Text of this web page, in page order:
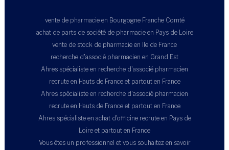
vente de pharmacie en Bourgogne Franche Comté
achat de parts de société de pharmacie en Pays de Loire
vente de stock de pharmacie en Ile de France
recherche d'associé pharmacien en Grand Est
Ahres spécialiste en recherche d'associé pharmacien
recrute en Hauts de France et partout en France
Ahres spécialiste en recherche d'associé pharmacien
recrute en Hauts de France et partout en France
Ahres spécialiste en achat d'officine recrute en Pays de
Loire et partout en France
Vous êtes un professionnel et vous souhaitez en savoir